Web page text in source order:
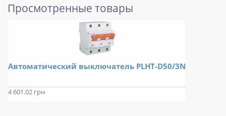
Просмотренные товары
Автоматический выключатель PLHT-D50/3N
4 601.02 грн